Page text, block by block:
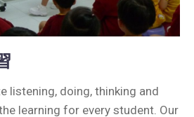
listening, doing, thinking and
learning for every student. Our